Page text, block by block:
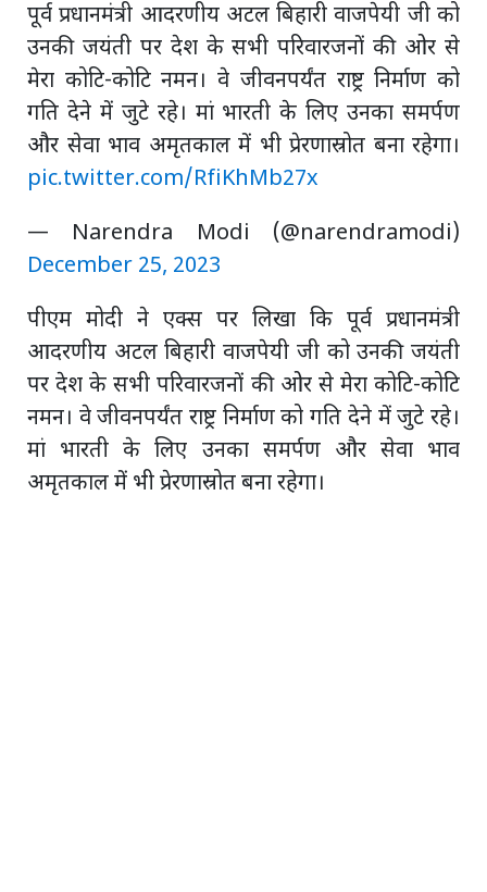
पूर्व प्रधानमंत्री आदरणीय अटल बिहारी वाजपेयी जी को
उनकी जयंती पर देश के सभी परिवारजनों की ओर से
मेरा कोटि-कोटि नमन। वे जीवनपर्यंत राष्ट्र निर्माण को
गति देने में जुटे रहे। मां भारती के लिए उनका समर्पण
और सेवा भाव अमृतकाल में भी प्रेरणास्रोत बना रहेगा।
pic.twitter.com/RfiKhMb27x
— Narendra Modi (@narendramodi)
December 25, 2023
पीएम मोदी ने एक्स पर लिखा कि पूर्व प्रधानमंत्री
आदरणीय अटल बिहारी वाजपेयी जी को उनकी जयंती
पर देश के सभी परिवारजनों की ओर से मेरा कोटि-कोटि
नमन। वे जीवनपर्यंत राष्ट्र निर्माण को गति देने में जुटे रहे।
मां भारती के लिए उनका समर्पण और सेवा भाव
अमृतकाल में भी प्रेरणास्रोत बना रहेगा।